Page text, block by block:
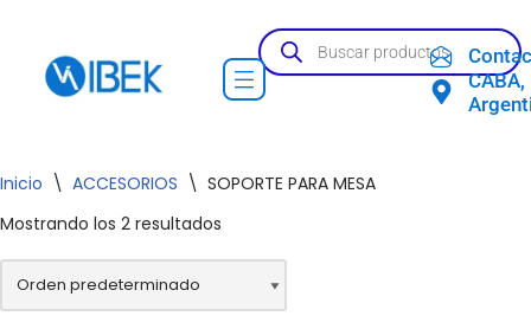
CABA,
Inicio \ ACCESORIOS \ SOPORTE PARA MESA
Mostrando los 2 resultados